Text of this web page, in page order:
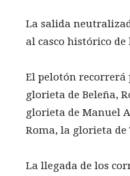
La salida
al casco histórico de
El pelotón recorrerá
glorieta de Beleña,
glorieta de Manuel
Roma, la glorieta de
La llegada de los